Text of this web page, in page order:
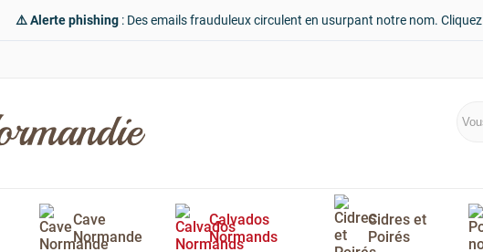
⚠️ Alerte phishing: Des emails frauduleux circulent en usurpant notre nom.
Cave
Normande
Calvados
Normands
Cidres et
Poirés